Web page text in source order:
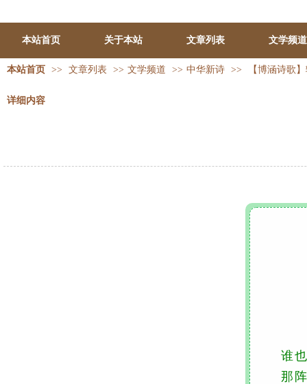
本站首页 关于本站 文章列表 文学频道
本站首页 >> 文章列表 >> 文学频道 >> 中华新诗 >> 【博涵诗歌
详细内容
谁
那阵